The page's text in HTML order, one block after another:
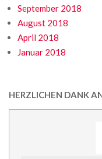
September 2018
August 2018
April 2018
Januar 2018
HERZLICHEN DANK